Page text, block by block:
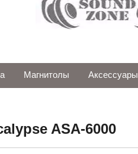
Магнитолы Аксессуары
ASA-6000